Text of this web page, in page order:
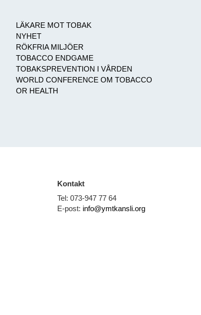
LÄKARE MOT TOBAK
NYHET
RÖKFRIA MILJÖER
TOBACCO ENDGAME
TOBAKSPREVENTION I VÅRDEN
WORLD CONFERENCE OM TOBACCO
OR HEALTH
Kontakt
Tel: 073-947 77 64
E-post: info@ymtkansli.org